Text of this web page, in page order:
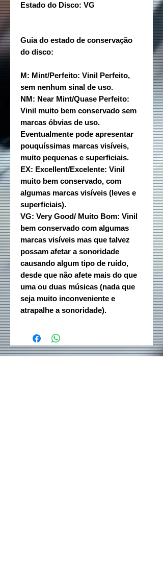
Estado do Disco: VG
Guia do estado de conservação
do disco:
M: Mint/Perfeito: Vinil Perfeito,
sem nenhum sinal de uso.
NM: Near Mint/Quase Perfeito:
Vinil muito bem conservado sem
marcas óbvias de uso.
Eventualmente pode apresentar
pouquíssimas marcas visíveis,
muito pequenas e superficiais.
EX: Excellent/Excelente: Vinil
muito bem conservado, com
algumas marcas visíveis (leves e
superficiais).
VG: Very Good/ Muito Bom: Vinil
bem conservado com algumas
marcas visíveis mas que talvez
possam afetar a sonoridade
causando algum tipo de ruído,
desde que não afete mais do que
uma ou duas músicas (nada que
seja muito inconveniente e
atrapalhe a sonoridade).